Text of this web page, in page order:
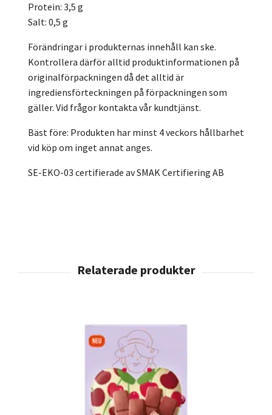
Protein: 3,5 g
Salt: 0,5 g
Förändringar i produkternas innehåll kan ske.
Kontrollera därför alltid produktinformationen på
originalförpackningen då det alltid är
ingrediensförteckningen på förpackningen som
gäller. Vid frågor kontakta vår kundtjänst.
Bäst före: Produkten har minst 4 veckors hållbarhet
vid köp om inget annat anges.
SE-EKO-03 certifierade av SMAK Certifiering AB